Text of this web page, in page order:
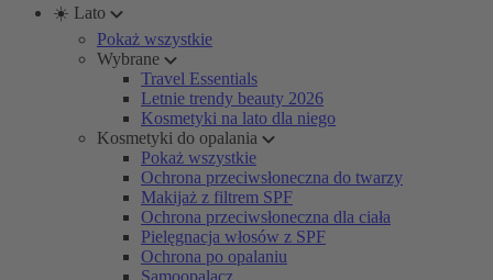
☀️ Lato
Pokaż wszystkie
Wybrane
Travel Essentials
Letnie trendy beauty 2026
Kosmetyki na lato dla niego
Kosmetyki do opalania
Pokaż wszystkie
Ochrona przeciwsłoneczna do twarzy
Makijaż z filtrem SPF
Ochrona przeciwsłoneczna dla ciała
Pielęgnacja włosów z SPF
Ochrona po opalaniu
Samoopalacz